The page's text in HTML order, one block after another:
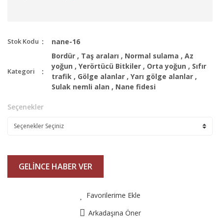
Stok Kodu nane-16
Kategori
Bordür , Taş araları , Normal sulama , Az
yoğun , Yerörtücü Bitkiler , Orta yoğun , Sıfır
trafik , Gölge alanlar , Yarı gölge alanlar ,
Sulak nemli alan , Nane fidesi
Seçenekler
GELİNCE HABER VER
Favorilerime Ekle
Arkadaşına Öner